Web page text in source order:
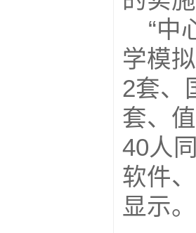
“中
学模
2套、
套、
40人
软件
显示。